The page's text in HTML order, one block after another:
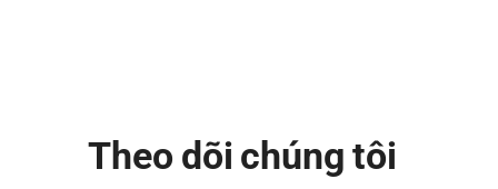
Theo dõi chúng tôi